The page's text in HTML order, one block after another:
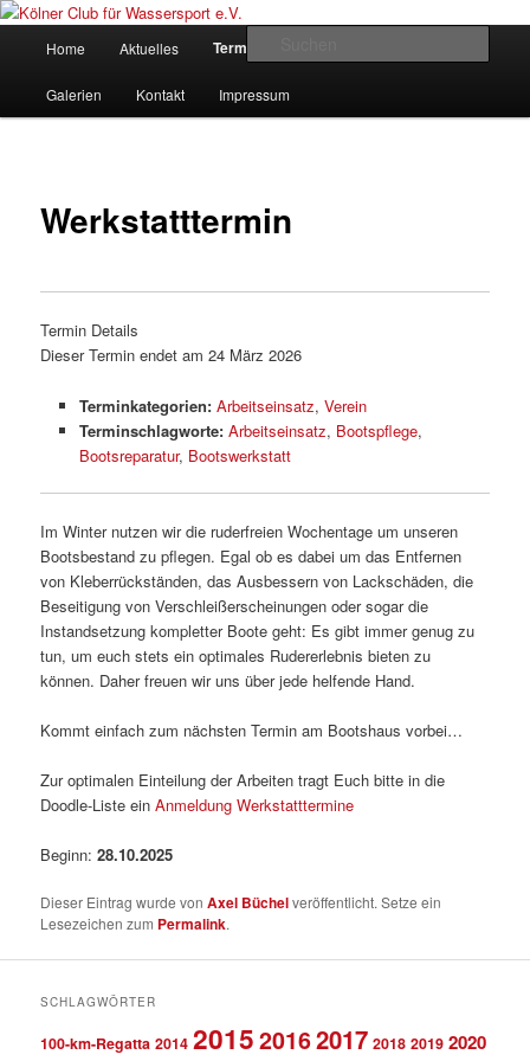
Zum
wechseln
Kölner Club für Wassersport e.V.
gegründet 1907
Home Aktuelles Termine
Galerien Kontakt Impressum
Werkstatttermin
Termin Details
Dieser Termin endet am 24 März 2026
Terminkategorien: Arbeitseinsatz, Verein
Terminschlagworte: Arbeitseinsatz, Bootspflege,
Bootsreparatur, Bootswerkstatt
Im Winter nutzen wir die ruderfreien Wochentage um unseren
Bootsbestand zu pflegen. Egal ob es dabei um das Entfernen
von Kleberrückständen, das Ausbessern von Lackschäden, die
Beseitigung von Verschleißerscheinungen oder sogar die
Instandsetzung kompletter Boote geht: Es gibt immer genug zu
tun, um euch stets ein optimales Rudererlebnis bieten zu
können. Daher freuen wir uns über jede helfende Hand.
Kommt einfach zum nächsten Termin am Bootshaus vorbei…
Zur optimalen Einteilung der Arbeiten tragt Euch bitte in die
Doodle-Liste einAnmeldung Werkstatttermine
Beginn:28.10.2025
Dieser Eintrag wurde vonAxel Büchelveröffentlicht. Setze ein
Lesezeichen zum Permalink.
SCHLAGWÖRTER
100-km-Regatta 2014 201520162017 2018 2019 2020